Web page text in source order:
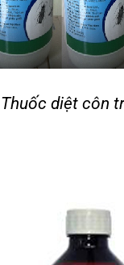
Thuốc diệt côn